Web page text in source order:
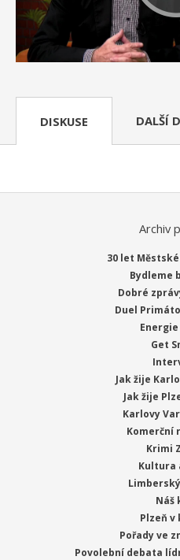
DISKUSE DALŠÍ
Archiv
30 let
Bydleme
Dobré
Duel
Get
Jak žije
Jak žije
Karlovy
Komerční
Krimi
Kultura
Náš
Plzeň v
Pořady ve
Povolební debata